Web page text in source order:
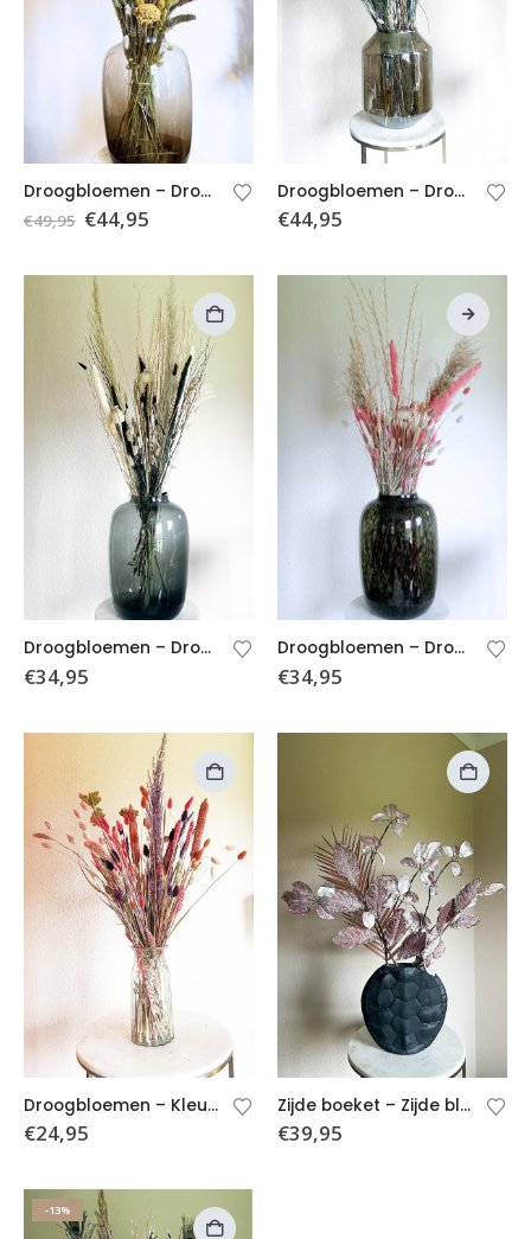
Droogbloemen – Droogboeket geel/goud – Boeket Sharon (excl. vaas)
€49,95 €44,95
Droogbloemen – Droogboeket Nina (Excl. vaas) – Blauwkleurig
€44,95
Droogbloemen – Droogboeket Elisa (excl. vaas)
€34,95
Droogbloemen – Droogboeket Roze (excl. vaas)
€34,95
Droogbloemen – Kleurrijk droogboeket – Boeket Carmen (excl. vaas)
€24,95
Zijde boeket – Zijde bloemen roze/paars (excl. vaas)
€39,95
-13%